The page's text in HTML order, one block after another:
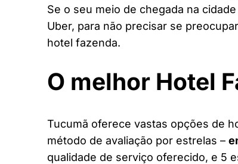
Se o seu meio de chegada na
Uber, para não precisar se
hotel fazenda.
O melhor Hotel
Tucumã oferece vastas opções de
método de avaliação por estrelas –
qualidade de serviço oferecido, e 5